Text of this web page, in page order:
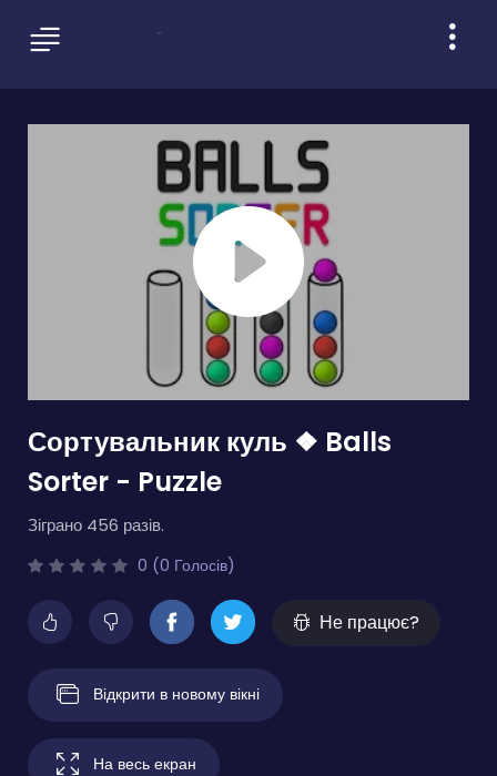
Сортувальник куль ❖ Balls
Sorter - Puzzle
Зіграно 456 разів.
0 (0 Голосів)
Не працює?
Відкрити в новому вікні
На весь екран